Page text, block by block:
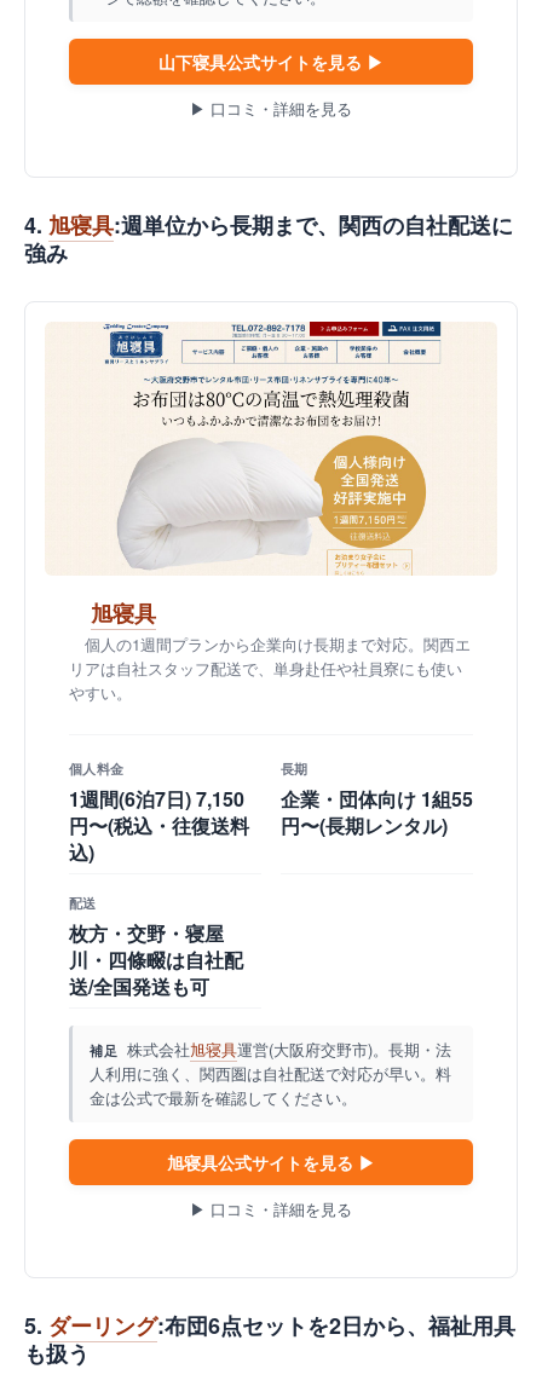
山下寝具公式サイトを見る ▶
▶ 口コミ・詳細を見る
4. 旭寝具:週単位から長期まで、関西の自社配送に
強み
旭寝具
個人の1週間プランから企業向け長期まで対応。関西エ
リアは自社スタッフ配送で、単身赴任や社員寮にも使い
やすい。
個人料金
1週間(6泊7日) 7,150
円〜(税込・往復送料
込)
長期
企業・団体向け 1組55
円〜(長期レンタル)
配送
枚方・交野・寝屋
川・四條畷は自社配
送/全国発送も可
補足 株式会社旭寝具運営(大阪府交野市)。長期・法
人利用に強く、関西圏は自社配送で対応が早い。料
金は公式で最新を確認してください。
旭寝具公式サイトを見る ▶
▶ 口コミ・詳細を見る
5. ダーリング:布団6点セットを2日から、福祉用具
も扱う